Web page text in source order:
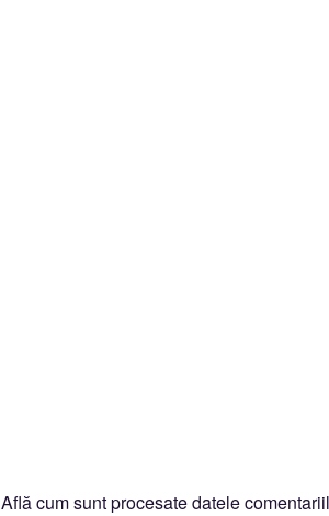
Află cum sunt procesate datele